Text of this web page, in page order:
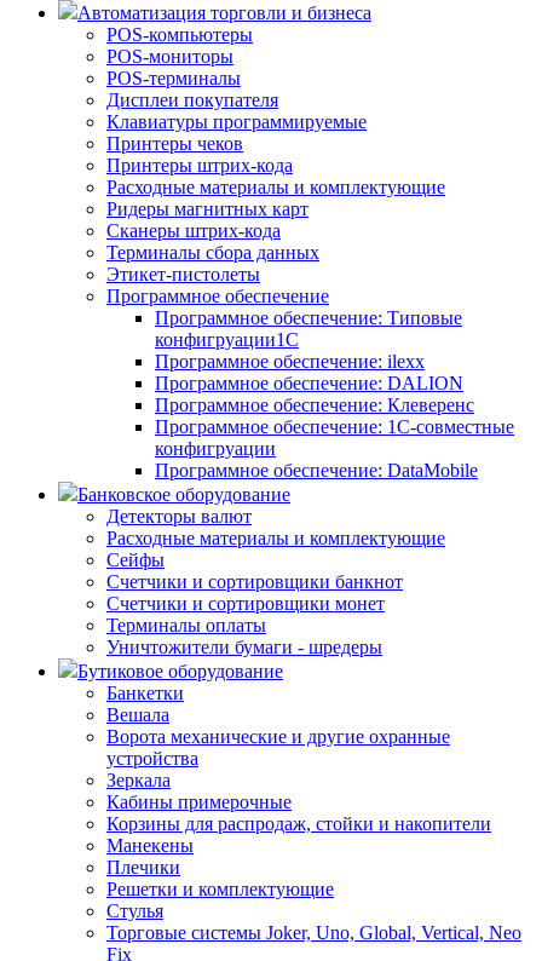
Автоматизация торговли и бизнеса
POS-компьютеры
POS-мониторы
POS-терминалы
Дисплеи покупателя
Клавиатуры программируемые
Принтеры чеков
Принтеры штрих-кода
Расходные материалы и комплектующие
Ридеры магнитных карт
Сканеры штрих-кода
Терминалы сбора данных
Этикет-пистолеты
Программное обеспечение
Программное обеспечение: Типовые
конфигруации1С
Программное обеспечение: ilexx
Программное обеспечение: DALION
Программное обеспечение: Клеверенс
Программное обеспечение: 1С-совместные
конфигруации
Программное обеспечение: DataMobile
Банковское оборудование
Детекторы валют
Расходные материалы и комплектующие
Сейфы
Счетчики и сортировщики банкнот
Счетчики и сортировщики монет
Терминалы оплаты
Уничтожители бумаги - шредеры
Бутиковое оборудование
Банкетки
Вешала
Ворота механические и другие охранные
устройства
Зеркала
Кабины примерочные
Корзины для распродаж, стойки и накопители
Манекены
Плечики
Решетки и комплектующие
Стулья
Торговые системы Joker, Uno, Global, Vertical, Neo
Fix